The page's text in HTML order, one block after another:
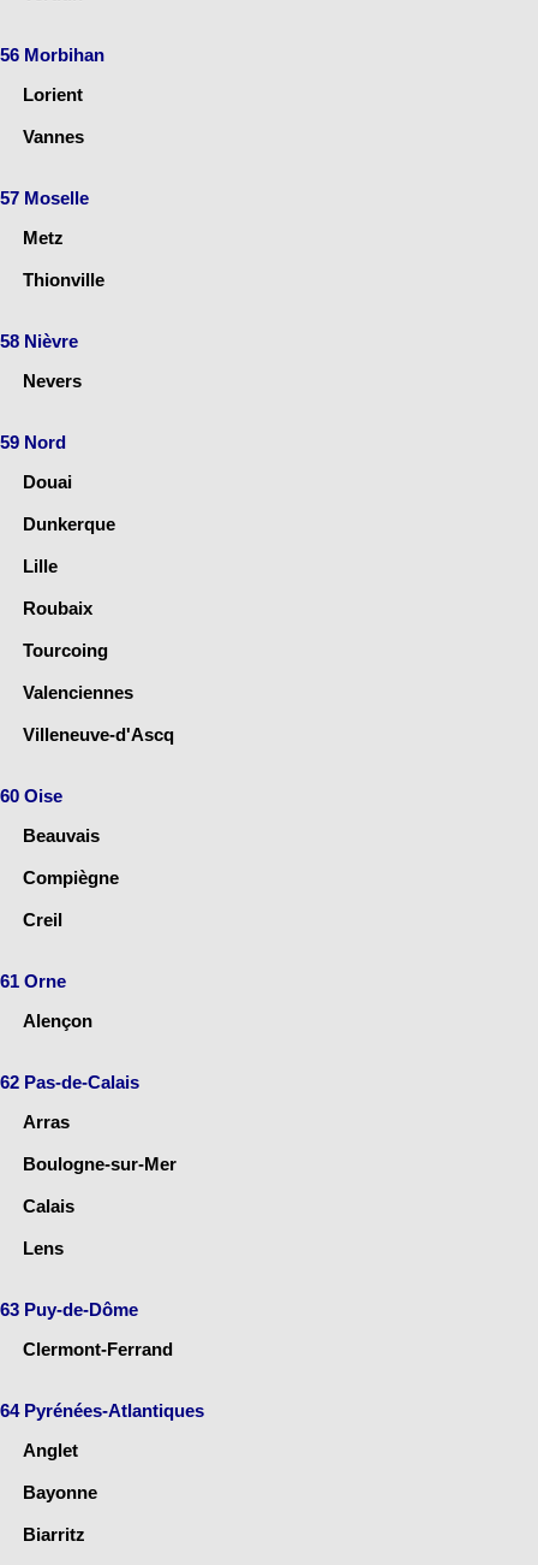
56 Morbihan
Lorient
Vannes
57 Moselle
Metz
Thionville
58 Nièvre
Nevers
59 Nord
Douai
Dunkerque
Lille
Roubaix
Tourcoing
Valenciennes
Villeneuve-d'Ascq
60 Oise
Beauvais
Compiègne
Creil
61 Orne
Alençon
62 Pas-de-Calais
Arras
Boulogne-sur-Mer
Calais
Lens
63 Puy-de-Dôme
Clermont-Ferrand
64 Pyrénées-Atlantiques
Anglet
Bayonne
Biarritz